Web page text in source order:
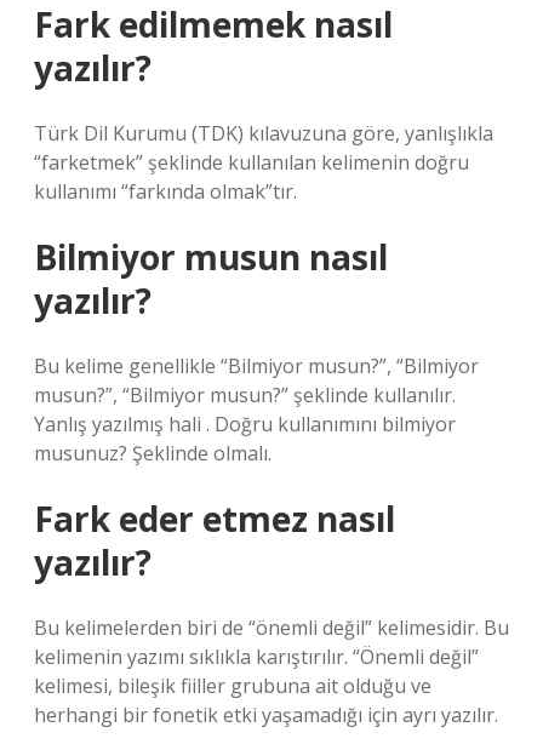
Fark edilmemek nasıl
yazılır?
Türk Dil Kurumu (TDK) kılavuzuna göre, yanlışlıkla
“farketmek” şeklinde kullanılan kelimenin doğru
kullanımı “farkında olmak”tır.
Bilmiyor musun nasıl
yazılır?
Bu kelime genellikle “Bilmiyor musun?”, “Bilmiyor
musun?”, “Bilmiyor musun?” şeklinde kullanılır.
Yanlış yazılmış hali . Doğru kullanımını bilmiyor
musunuz? Şeklinde olmalı.
Fark eder etmez nasıl
yazılır?
Bu kelimelerden biri de “önemli değil” kelimesidir. Bu
kelimenin yazımı sıklıkla karıştırılır. “Önemli değil”
kelimesi, bileşik fiiller grubuna ait olduğu ve
herhangi bir fonetik etki yaşamadığı için ayrı yazılır.